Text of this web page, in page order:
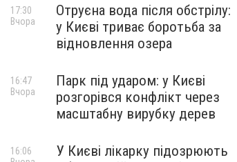
Отруєна вода після обстрілу:
у Києві триває боротьба за
відновлення озера
17:30
Вчора
Парк під ударом: у Києві
розгорівся конфлікт через
масштабну вирубку дерев
16:47
Вчора
У Києві лікарку підозрюють
16:06